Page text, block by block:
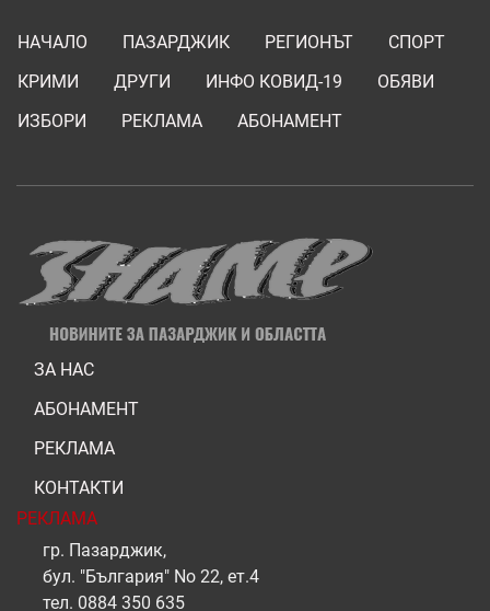
НАЧАЛО ПАЗАРДЖИК РЕГИОНЪТ
СПОРТ
КРИМИ
ДРУГИ ИНФО КОВИД-19
ОБЯВИ
ИЗБОРИ
РЕКЛАМА АБОНАМЕНТ
ЗА НАС
АБОНАМЕНТ
РЕКЛАМА
КОНТАКТИ
РЕКЛАМА
гр. Пазарджик,
бул. "България" No 22, ет.4
тел. 0884 350 635